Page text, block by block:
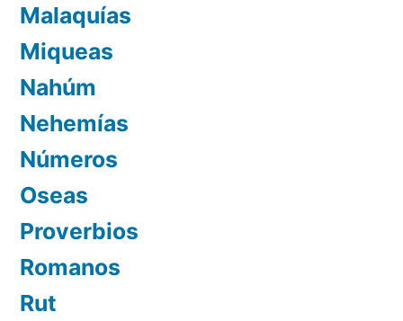
Malaquías
Miqueas
Nahúm
Nehemías
Números
Oseas
Proverbios
Romanos
Rut